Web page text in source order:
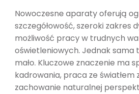
Nowoczesne aparaty oferują
szczegółowość, szeroki zakres
możliwość pracy w trudnych
oświetleniowych. Jednak sama
mało. Kluczowe znaczenie ma
kadrowania, praca ze światłem
zachowanie naturalnej